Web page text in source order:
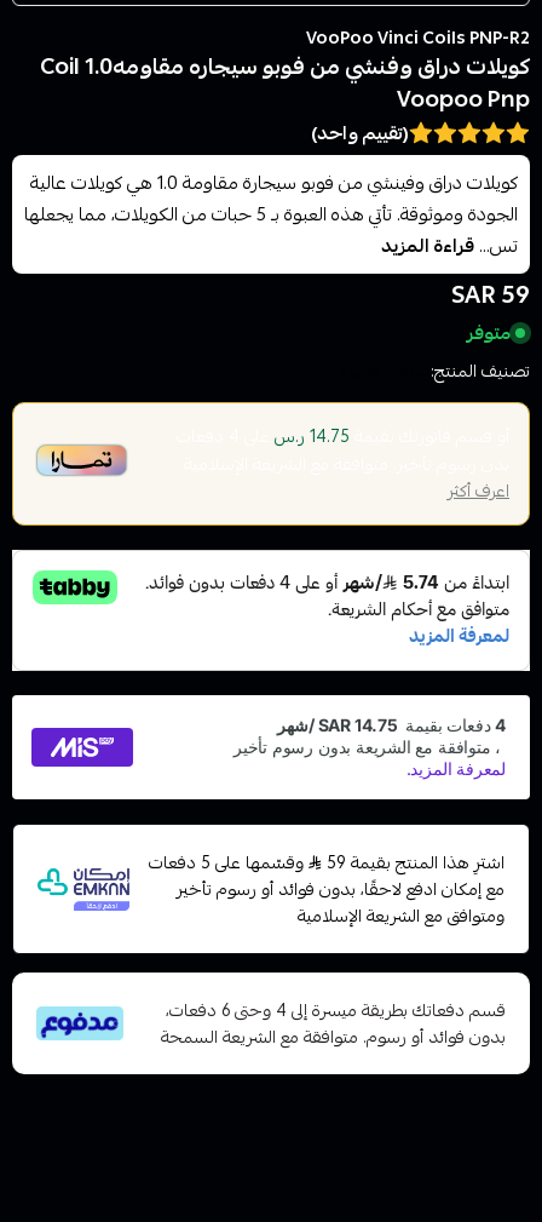
VooPoo Vinci Coils PNP-R2
كويلات دراق وفنشي من فوبو سيجاره مقاومه1.0 Coil
Voopoo Pnp
(تقييم واحد)
كويلات دراق وفينشي من فوبو سيجارة مقاومة 1.0 هي كويلات عالية
الجودة وموثوقة. تأتي هذه العبوة بـ 5 حبات من الكويلات، مما يجعلها
تس...قراءة المزيد
59 SAR
متوفر
تصنيف المنتج:
14.75 ر.س
اعرف أكثر
اشترِ هذا المنتج بقيمة 59
وقسّمها على 5 دفعات
مع إمكان ادفع لاحقًا، بدون فوائد أو رسوم تأخير
ومتوافق مع الشريعة الإسلامية
قسم دفعاتك بطريقة ميسرة إلى 4 وحتى 6 دفعات،
بدون فوائد أو رسوم. متوافقة مع الشريعة السمحة